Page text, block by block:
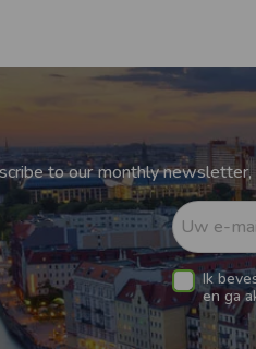
to our monthly
Uw e-
Ik
en ga